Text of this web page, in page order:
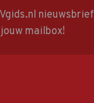
mailbox!